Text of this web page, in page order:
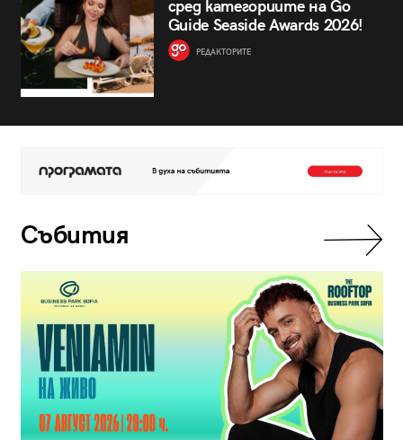
сред категориите на Go
Guide Seaside Awards 2026!
РЕДАКТОРИТЕ
Събития